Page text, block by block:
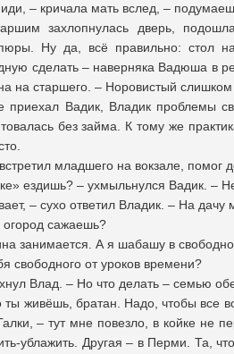
– кричала мать вслед, –
захлопнулась дверь,
Ну да, всё правильно: стол
сделать – наверняка Вадюша в
на старшего. – Норовистый слишком
приехал Вадик, Владик проблемы
без займа. К тому же
младшего на вокзале, помог
ездишь? – ухмыльнулся Вадик. –
– сухо ответил Владик. – На дачу
сажаешь?
занимается. А я шабашу в
свободного от уроков времени?
Влад. – Но что делать – семью
живёшь, братан. Надо, чтобы все
– тут мне повезло, в койке не
ублажить. Другая – в Перми. Та,